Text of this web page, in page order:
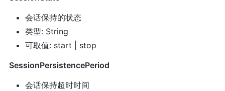
会话保持的状态
类型: String
可取值: start | stop
SessionPersistencePeriod
会话保持超时时间